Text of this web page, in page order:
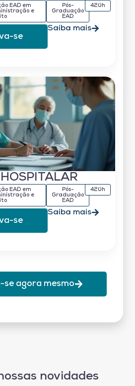
EAD em
e
Pós-
Graduação
EAD
420h
se
Saiba mais
EAD em
e
Pós-
Graduação
EAD
420h
se
Saiba mais
se agora mesmo
novidades